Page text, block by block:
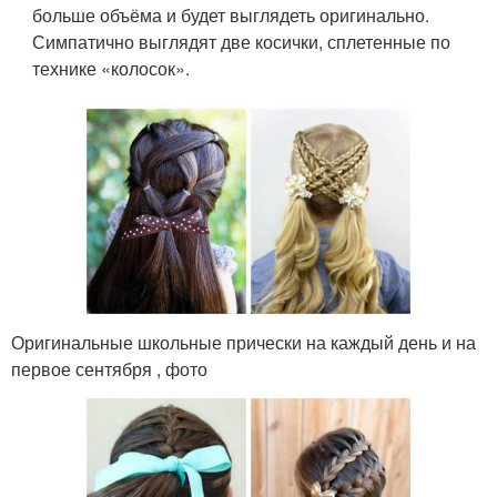
больше объёма и будет выглядеть оригинально.
Симпатично выглядят две косички, сплетенные по
технике «колосок».
Оригинальные школьные прически на каждый день и на
первое сентября , фото